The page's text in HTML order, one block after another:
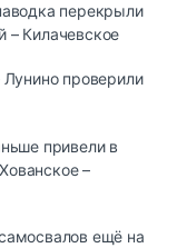
перекрыли
– Килачевское
Лунино проверили
привели в
–
ещё на